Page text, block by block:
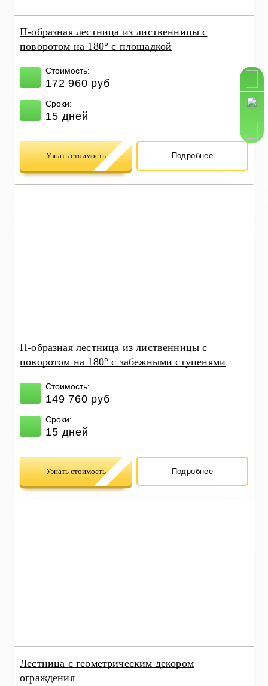
П-образная лестница из лиственницы с
поворотом на 180° с площадкой
Стоимость:
172 960 руб
Сроки:
15 дней
Узнать стоимость Подробнее
П-образная лестница из лиственницы с
поворотом на 180° с забежными ступенями
Стоимость:
149 760 руб
Сроки:
15 дней
Узнать стоимость Подробнее
Лестница с геометрическим декором
ограждения